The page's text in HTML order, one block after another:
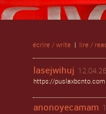
écrire / write | lire /
lasejwihuj
https://
anonoyecamam